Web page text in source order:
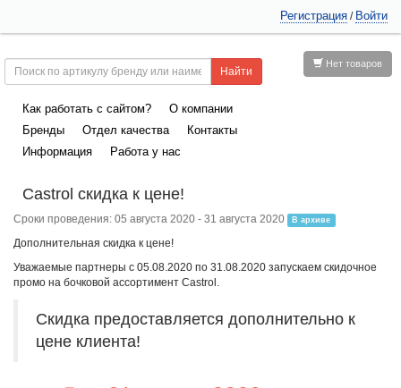
Регистрация / Войти
Нет товаров
Как работать с сайтом?
О компании
Бренды
Отдел качества
Контакты
Информация
Работа у нас
Castrol скидка к цене!
Сроки проведения: 05 августа 2020 - 31 августа 2020 В архиве
Дополнительная скидка к цене!
Уважаемые партнеры с 05.08.2020 по 31.08.2020 запускаем скидочное
промо на бочковой ассортимент Castrol.
Скидка предоставляется дополнительно к
цене клиента!